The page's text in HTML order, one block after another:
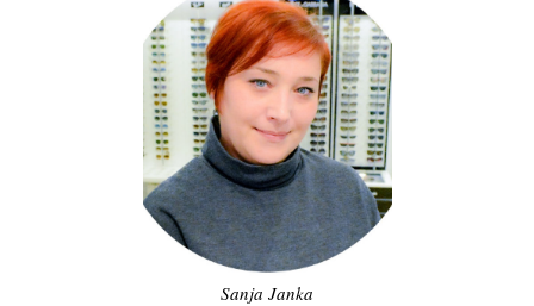
Sanja Janka je već dugi
niz godina profesionalac
za brigu o očima u
kompaniji Yason.
Sanja Janka